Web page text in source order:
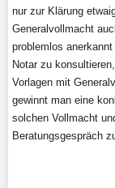
nur zur Klärung
Generalvollmacht
problemlos
Notar zu
Vorlagen mit
gewinnt man eine
solchen Vollmacht
Beratungsgespräch